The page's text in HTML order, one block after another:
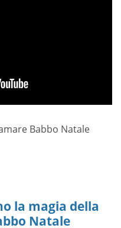
Babbo Natale
la magia della
Natale